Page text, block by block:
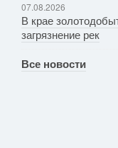
07.08.2026
В крае
загрязнение рек
Все новости